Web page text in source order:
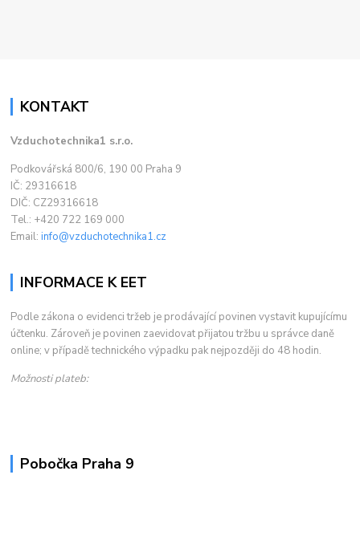
KONTAKT
Vzduchotechnika1 s.r.o.
Podkovářská 800/6, 190 00 Praha 9
IČ: 29316618
DIČ: CZ29316618
Tel.: +420 722 169 000
Email:info@vzduchotechnika1.cz
INFORMACE K EET
Podle zákona o evidenci tržeb je prodávající povinen vystavit kupujícímu
účtenku. Zároveň je povinen zaevidovat přijatou tržbu u správce daně
online; v případě technického výpadku pak nejpozději do 48 hodin.
Možnosti plateb:
Pobočka Praha 9